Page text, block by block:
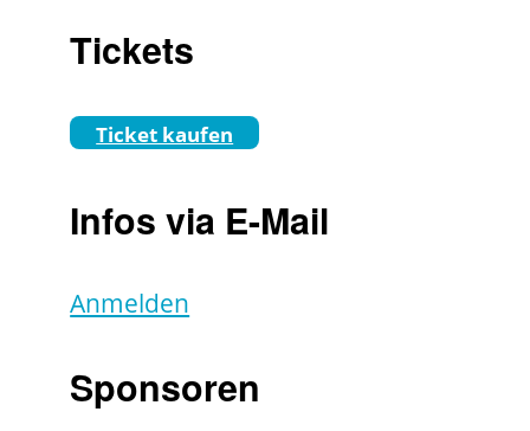
Tickets
Ticket kaufen
Infos via E-Mail
Anmelden
Sponsoren